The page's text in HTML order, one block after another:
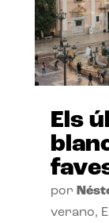
Els
por
verano,